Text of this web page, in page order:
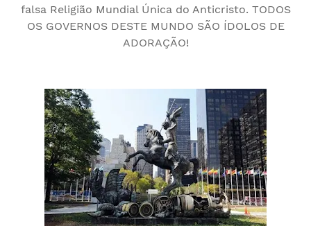
falsa Religião Mundial Única do Anticristo. TODOS
OS GOVERNOS DESTE MUNDO SÃO ÍDOLOS DE
ADORAÇÃO!